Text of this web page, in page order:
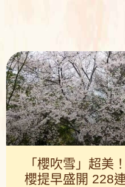
「櫻吹雪」超美
櫻提早盛開 228